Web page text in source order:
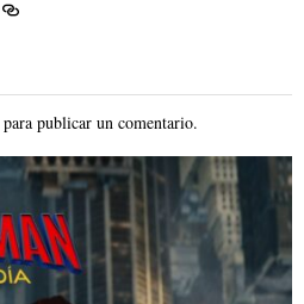
para publicar un comentario.